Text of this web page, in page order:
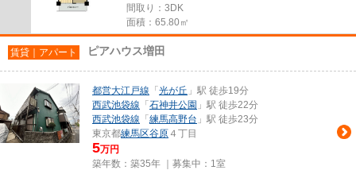
間取り：3DK
面積：65.80㎡
賃貸｜アパート ピアハウス増田
都営大江戸線 「 光が丘 」駅 徒歩19分
西武池袋線 「 石神井公園 」駅 徒歩22分
西武池袋線 「 練馬高野台 」駅 徒歩23分
東京都練馬区谷原 ４丁目
5万円
築年数：築35年 ｜募集中： 1室